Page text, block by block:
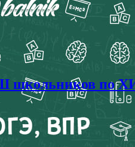
школьников по